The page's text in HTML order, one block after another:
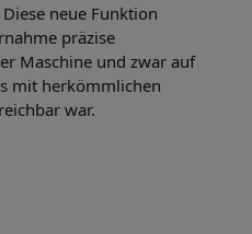
neue Funktion
präzise
Maschine und zwar auf
mit herkömmlichen
war.